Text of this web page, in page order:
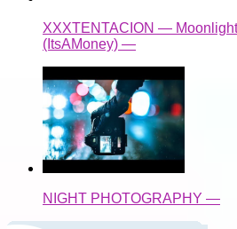
XXXTENTACION —
(ItsAMoney) —
NIGHT PHOTOGRAPHY —